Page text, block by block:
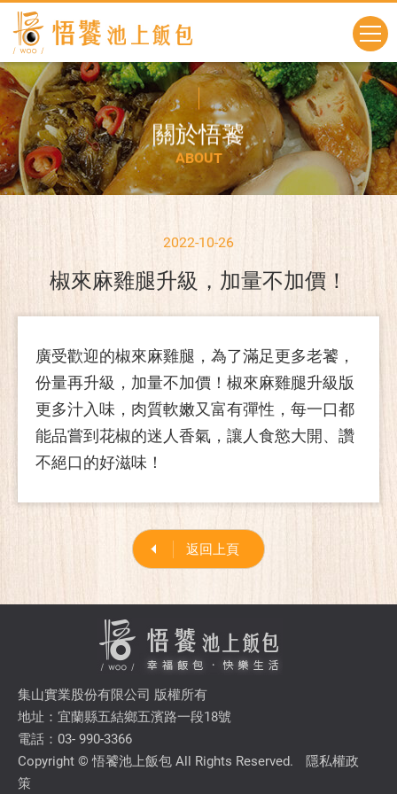
關於悟饕
ABOUT
2022-10-26
椒來麻雞腿升級，加量不加價！
廣受歡迎的椒來麻雞腿，為了滿足更多老饕，
份量再升級，加量不加價！椒來麻雞腿升級版
更多汁入味，肉質軟嫩又富有彈性，每一口都
能品嘗到花椒的迷人香氣，讓人食慾大開、讚
不絕口的好滋味！
返回上頁
集山實業股份有限公司 版權所有
地址：宜蘭縣五結鄉五濱路一段18號
電話：03- 990-3366
Copyright © 悟饕池上飯包 All Rights Reserved.
隱私權政
策